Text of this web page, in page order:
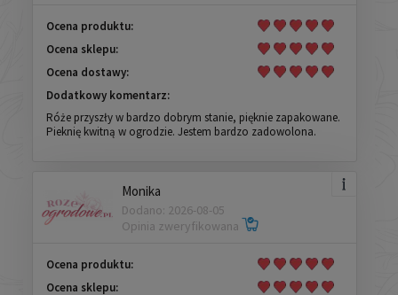
Ocena produktu:
Ocena sklepu:
Ocena dostawy:
Dodatkowy komentarz:
Róże przyszły w bardzo dobrym stanie, pięknie zapakowane.
Pieknię kwitną w ogrodzie. Jestem bardzo zadowolona.
Monika
Dodano: 2026-08-05
Opinia zweryfikowana
Ocena produktu:
Ocena sklepu: